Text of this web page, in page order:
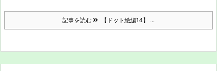
記事を読む 【ドット絵編14】 ...